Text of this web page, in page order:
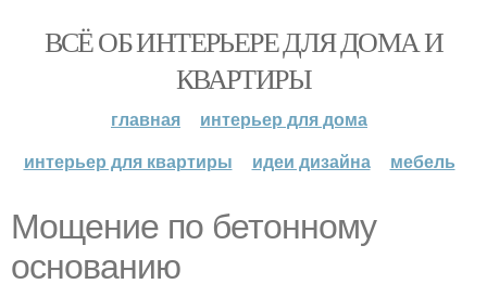
ВСЁ ОБ ИНТЕРЬЕРЕ ДЛЯ ДОМА И
КВАРТИРЫ
главная
интерьер для дома
интерьер для квартиры
идеи дизайна мебель
Мощение по бетонному
основанию